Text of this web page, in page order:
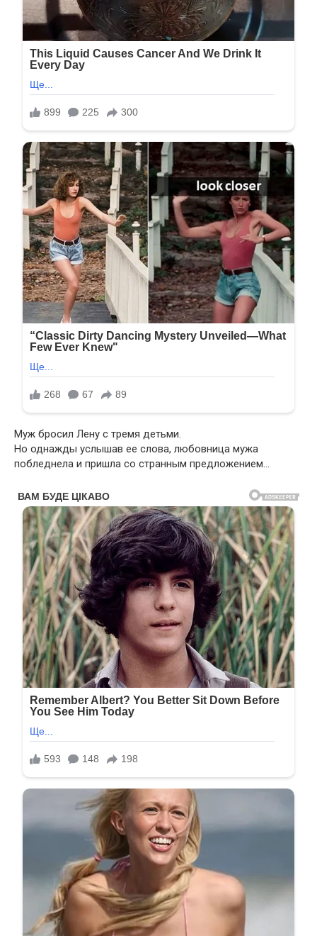
Муж бросил Лену с тремя детьми.
Но однажды услышав ее слова, любовница мужа
побледнела и пришла со странным предложением…